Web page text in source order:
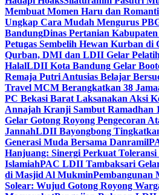
Membuat Momen Haru dan
Ungkap Cara Mudah Mengurus
BandungDinas Pertanian
Petugas Sembelih Hewan Kurban di
Qurban, DMI dan LDII Gelar
HalalLDII Kota Bandung Gelar
Remaja Putri Antusias Belajar
Travel MCM Berangkatkan 38
PC Bekasi Barat Laksanakan Aksi
Annajah Kranji Sambut Ramadhan
Gelar Gotong Royong Pengecoran
JannahLDII Bayongbong
Generasi Muda Bersama Danramil
Hanjuang: Sinergi Perkuat
IslamiahPAC LDII Tambaksari
di Masjid Al MukminPembangunan
Solear: Wujud Gotong Royong